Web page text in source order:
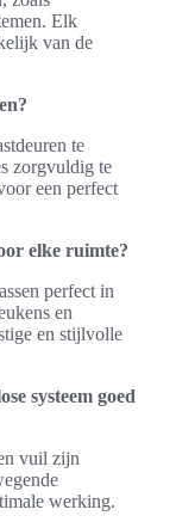
Elk
van de
te
zorgvuldig te
een perfect
elke ruimte?
perfect in
en
en stijlvolle
systeem goed
vuil zijn
werking.